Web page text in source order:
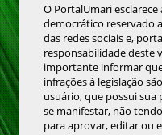
O PortalUmari
democrático reservado
das redes sociais e,
responsabilidade deste
importante informar
infrações à legislação
usuário, que possui sua
se manifestar, não
para aprovar, editar ou